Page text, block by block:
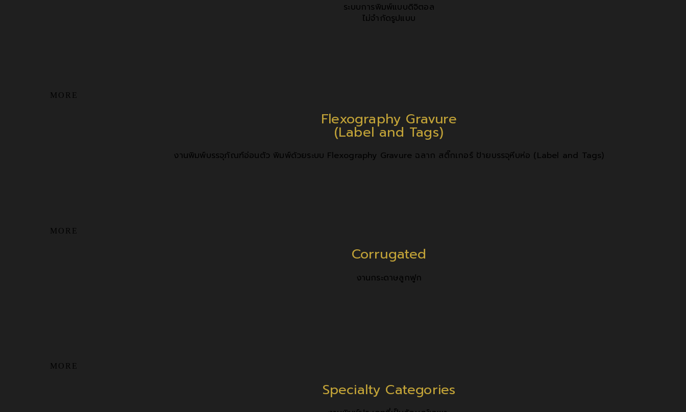
ระบบการพิมพ์แบบดิจิตอล
ไม่จำกัดรูปแบบ
MORE
Flexography Gravure
(Label and Tags)
งานพิมพ์บรรจุภัณฑ์อ่อนตัว พิมพ์ด้วยระบบ Flexography Gravure ฉลาก สติ๊กเกอร์ ป้ายบรรจุหีบห่อ (Label and Tags)
MORE
Corrugated
งานกระดาษลูกฟูก
MORE
Specialty Categories